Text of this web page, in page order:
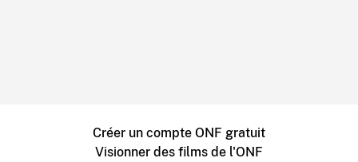
Créer un compte ONF gratuit
Visionner des films de l'ONF